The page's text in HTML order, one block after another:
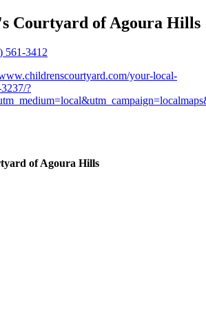
Courtyard of Agoura Hills
561-3412
your-local-
?
of Agoura Hills